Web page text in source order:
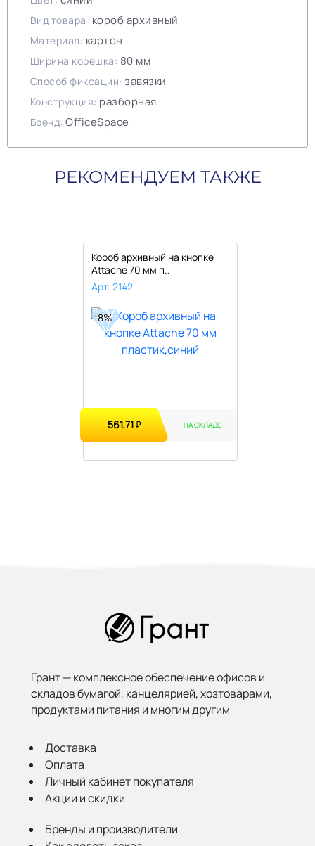
Вид товара: короб архивный
Материал: картон
Ширина корешка: 80 мм
Способ фиксации: завязки
Конструкция: разборная
Бренд: OfficeSpace
РЕКОМЕНДУЕМ ТАКЖЕ
Короб архивный на кнопке
Attache 70 мм п..
Арт. 2142
8%
561.71₽ НА СКЛАДЕ
Грант — комплексное обеспечение офисов и
складов бумагой, канцелярией, хозтоварами,
продуктами питания и многим другим
Доставка
Оплата
Личный кабинет покупателя
Акции и скидки
Бренды и производители